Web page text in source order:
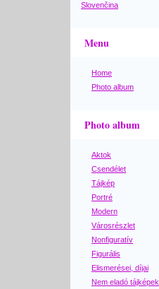
Slovenčina
Menu
Home
Photo album
Photo album
Aktok
Csendélet
Tájkép
Portré
Modern
Városrészlet
Nonfiguratív
Figurális
Elismerései, díjai
Nem eladó tájképek